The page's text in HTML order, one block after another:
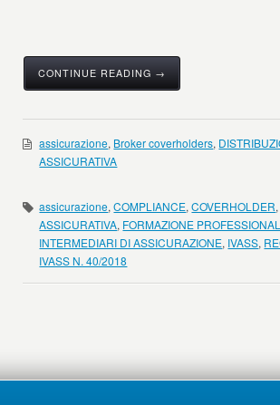
CONTINUE READING →
assicurazione, Broker coverholders,
ASSICURATIVA
assicurazione,COMPLIANCE,COVERHOLDER,
ASSICURATIVA, FORMAZIONE
INTERMEDIARI DI ASSICURAZIONE, IVASS,
IVASS N. 40/2018